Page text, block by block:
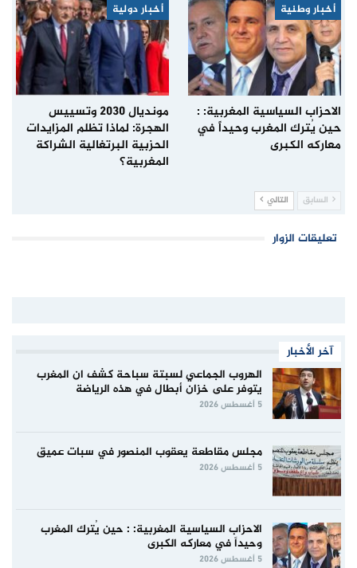
أخبار وطنية
الاحزاب السياسية المغربية: :
حين يُترك المغرب وحيداً في
معاركه الكبرى
أخبار دولية
مونديال 2030 وتسييس
الهجرة: لماذا تظلم المزايدات
الحزبية البرتغالية الشراكة
المغربية؟
السابق التالي
تعليقات الزوار
آخر الأخبار
الهروب الجماعي لسبتة سباحة كشف ان المغرب
يتوفر على خزان أبطال في هذه الرياضة
5 أغسطس 2026
مجلس مقاطعة يعقوب المنصور في سبات عميق
5 أغسطس 2026
الاحزاب السياسية المغربية: : حين يُترك المغرب
وحيداً في معاركه الكبرى
5 أغسطس 2026